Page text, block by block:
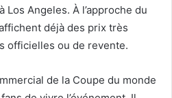
Los Angeles. À l’approche du
déjà des prix très
officielles ou de revente.
de la Coupe du monde